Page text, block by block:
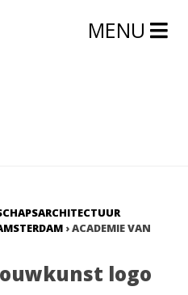
MENU
›ACADEMIE VAN
logo